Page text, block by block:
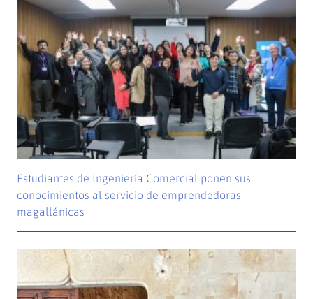
Estudiantes de Ingeniería Comercial ponen sus
conocimientos al servicio de emprendedoras
magallánicas